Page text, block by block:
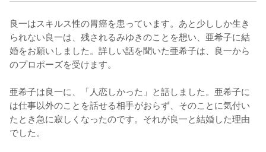
良一はスキルス性の胃癌を患っています。あと少ししか生き
られない良一は、残されるみゆきのことを想い、亜希子に結
婚をお願いしました。詳しい話を聞いた亜希子は、良一から
のプロポーズを受けます。
亜希子は良一に、「人恋しかった」と話しました。亜希子に
は仕事以外のことを話せる相手がおらず、そのことに気付い
たとき急に寂しくなったのです。それが良一と結婚した理由
でした。